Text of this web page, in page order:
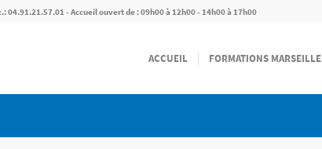
04.91.21.57.01 - Accueil ouvert de : 09h00 à 12h00 - 14h00 à 17h00
ACCUEIL FORMATIONS MARSEILLE